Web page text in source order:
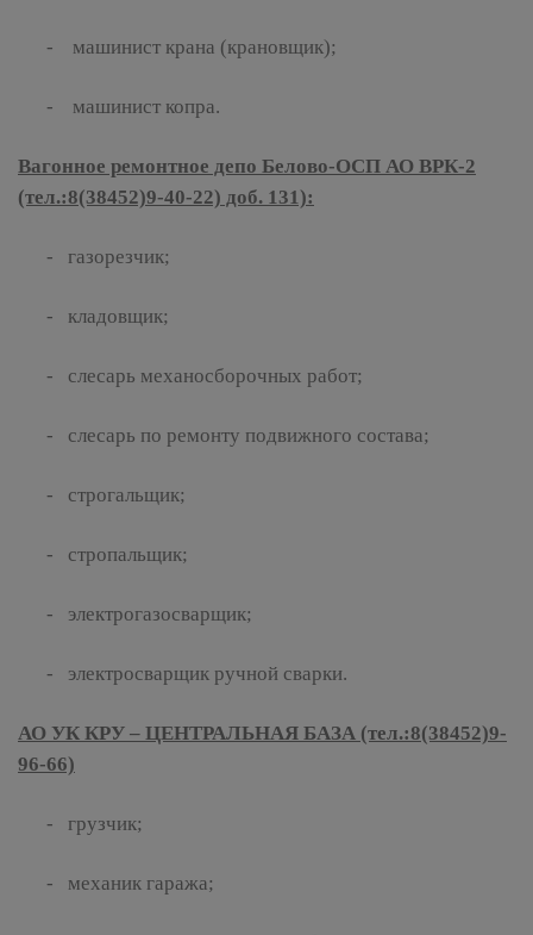
- машинист крана (крановщик);
- машинист копра.
Вагонное ремонтное депо Белово-ОСП АО ВРК-2
(тел.:8(38452)9-40-22) доб. 131):
- газорезчик;
- кладовщик;
- слесарь механосборочных работ;
- слесарь по ремонту подвижного состава;
- строгальщик;
- стропальщик;
- электрогазосварщик;
- электросварщик ручной сварки.
АО УК КРУ – ЦЕНТРАЛЬНАЯ БАЗА (тел.:8(38452)9-
96-66)
- грузчик;
- механик гаража;